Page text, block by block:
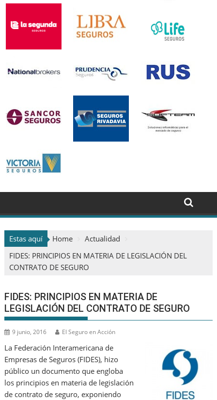
Estas aquí Home
Actualidad
FIDES: PRINCIPIOS EN MATERIA DE LEGISLACIÓN DEL
CONTRATO DE SEGURO
FIDES: PRINCIPIOS EN MATERIA DE
LEGISLACIÓN DEL CONTRATO DE SEGURO
9 junio, 2016 El Seguro en Acción
La Federación Interamericana de
Empresas de Seguros (FIDES), hizo
público un documento que engloba
los principios en materia de legislación
de contrato de seguro, exponiendo